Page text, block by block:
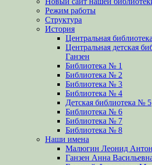
Режим работы
Структура
История
Центральная
Центральная детская
Ганзен
Библиотека № 1
Библиотека № 2
Библиотека № 3
Библиотека № 4
Детская библиотека № 5
Библиотека № 6
Библиотека № 7
Библиотека № 8
Наши имена
Малюгин Леонид
Ганзен Анна